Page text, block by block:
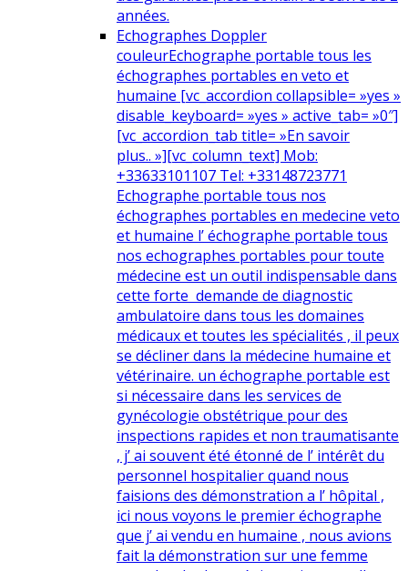
années.
Echographes Doppler
couleurEchographe portable tous les
échographes portables en veto et
humaine [vc_accordion collapsible= »yes »
disable_keyboard= »yes » active_tab= »0″]
[vc_accordion_tab title= »En savoir
plus.. »][vc_column_text] Mob:
+33633101107 Tel: +33148723771
Echographe portable tous nos
échographes portables en medecine veto
et humaine l’ échographe portable tous
nos echographes portables pour toute
médecine est un outil indispensable dans
cette forte demande de diagnostic
ambulatoire dans tous les domaines
médicaux et toutes les spécialités , il peux
se décliner dans la médecine humaine et
vétérinaire. un échographe portable est
si nécessaire dans les services de
gynécologie obstétrique pour des
inspections rapides et non traumatisante
, j’ ai souvent été étonné de l’ intérêt du
personnel hospitalier quand nous
faisions des démonstration a l’ hôpital ,
ici nous voyons le premier échographe
que j’ ai vendu en humaine , nous avions
fait la démonstration sur une femme